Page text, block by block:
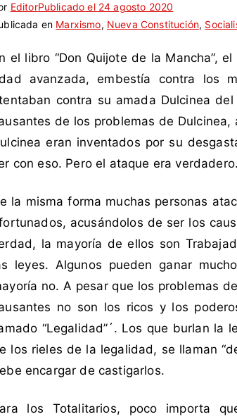
EditorPublicado el 24 agosto 2020
en Marxismo, Nueva Constitución,
el libro “Don Quijote de la Mancha”,
avanzada, embestía contra los
contra su amada Dulcinea
de los problemas de
eran inventados por su
con eso. Pero el ataque era verdadero.
la misma forma muchas personas
acusándolos de ser los
la mayoría de ellos son
leyes. Algunos pueden ganar
no. A pesar que los problemas
no son los ricos y los
“Legalidad”´. Los que burlan la
los rieles de la legalidad, se llaman
encargar de castigarlos.
los Totalitarios, poco importa